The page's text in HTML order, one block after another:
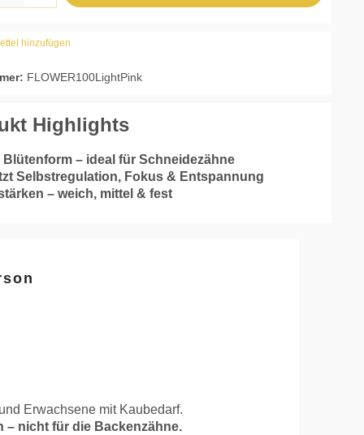
hinzufügen
FLOWER100LightPink
Highlights
– ideal für Schneidezähne
Selbstregulation, Fokus & Entspannung
– weich, mittel & fest
Erwachsene mit Kaubedarf.
nicht für die Backenzähne.